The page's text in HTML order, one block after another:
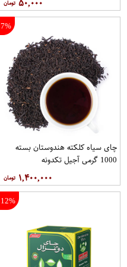
7%
چای سیاه کلکته هندوستان بسته
1000 گرمی آجیل تکدونه
۱,۴۰۰,۰۰۰
12%